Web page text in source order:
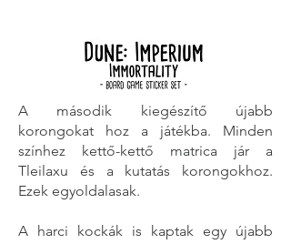
A második kiegészítő újabb
korongokat hoz a játékba. Minden
színhez kettő-kettő matrica jár a
Tleilaxu és a kutatás korongokhoz.
Ezek egyoldalasak.
A harci kockák is kaptak egy újabb